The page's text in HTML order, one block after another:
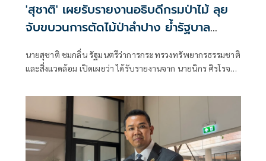
'สุชาติ' เผยรับรายงานอธิบดีกรมป่าไม้ ลุย
จับขบวนการตัดไม้ป่าลำปาง ย้ำรัฐบาล
'อนุทิน' เดินหน้าปราบบุกรุกป่า-ทำลาย
ทรัพยากรอย่างเด็ดขาด
นายสุชาติ ชมกลิ่น รัฐมนตรีว่าการกระทรวงทรัพยากรธรรมชาติ
และสิ่งแวดล้อม เปิดเผยว่า ได้รับรายงานจาก นายนิกร ศิรโรจนา
ลักลอบตัดไม้ทำลายป่าในพื้นที่จังหวัดลำปาง